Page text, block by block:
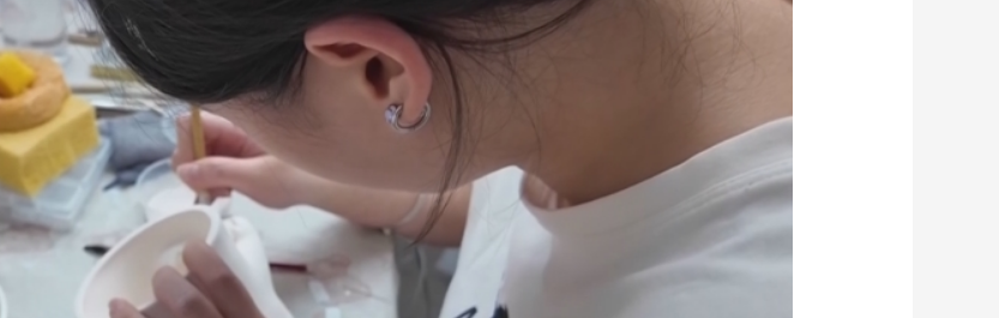
CBA NBA 中超 国际足球 网球 综合体育
文化体育 冰雪道路 足球道路
非遗 文化 旅游 科普 5G
超级工厂 智敬中国 全民健康 海洋 时尚 天气 才艺 央央好物